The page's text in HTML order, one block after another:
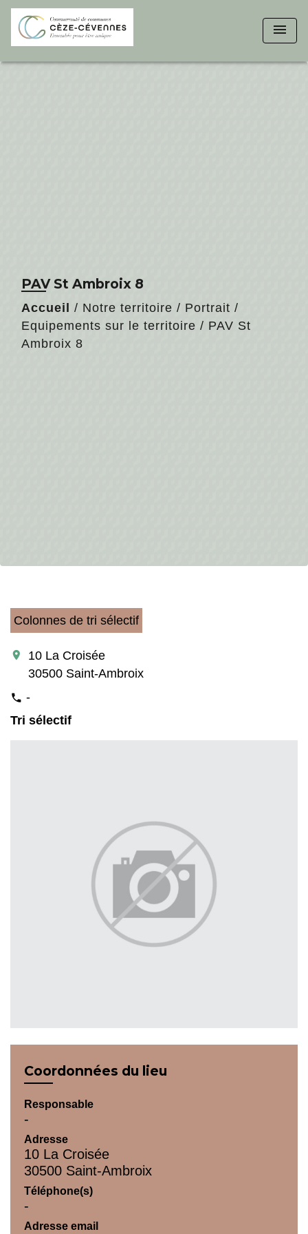
menu
PAV St Ambroix 8
Accueil / Notre territoire / Portrait /
Equipements sur le territoire / PAV St
Ambroix 8
Colonnes de tri sélectif
location_on
10 La Croisée
30500 Saint-Ambroix
phone -
Tri sélectif
Coordonnées du lieu
Responsable
-
Adresse
10 La Croisée
30500 Saint-Ambroix
Téléphone(s)
-
Adresse email